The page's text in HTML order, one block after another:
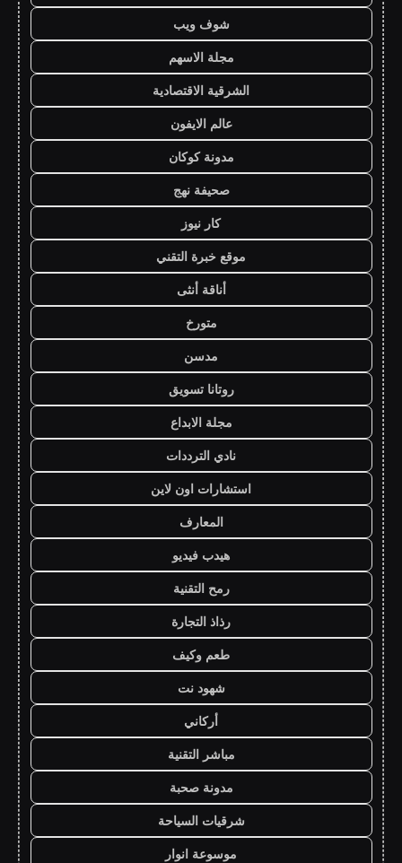
شوف ويب
مجلة الاسهم
الشرقية الاقتصادية
عالم الايفون
مدونة كوكان
صحيفة نهج
كار نيوز
موقع خبرة التقني
أناقة أنثى
متورخ
مدسن
روتانا تسويق
مجلة الابداع
نادي الترددات
استشارات اون لاين
المعارف
هيدب فيديو
رمح التقنية
رذاذ التجارة
طعم وكيف
شهود نت
أركاني
مباشر التقنية
مدونة صحبة
شرقيات السياحة
موسوعة انوار